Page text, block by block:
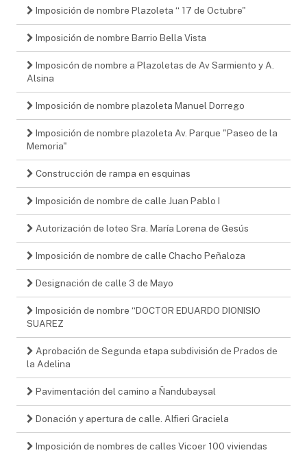
Imposición de nombre Plazoleta “ 17 de Octubre"
Imposición de nombre Barrio Bella Vista
Imposicón de nombre a Plazoletas de Av Sarmiento y A.
Alsina
Imposición de nombre plazoleta Manuel Dorrego
Imposición de nombre plazoleta Av. Parque "Paseo de la
Memoria"
Construcción de rampa en esquinas
Imposición de nombre de calle Juan Pablo I
Autorización de loteo Sra. María Lorena de Gesús
Imposición de nombre de calle Chacho Peñaloza
Designación de calle 3 de Mayo
Imposición de nombre “DOCTOR EDUARDO DIONISIO
SUAREZ
Aprobación de Segunda etapa subdivisión de Prados de
la Adelina
Pavimentación del camino a Ñandubaysal
Donación y apertura de calle. Alfieri Graciela
Imposición de nombres de calles Vicoer 100 viviendas